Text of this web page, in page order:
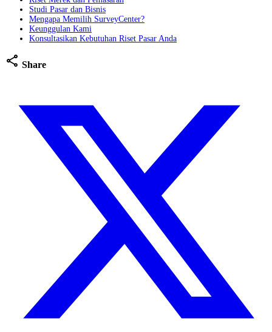
Studi Pasar dan Bisnis
Mengapa Memilih SurveyCenter?
Keunggulan Kami
Konsultasikan Kebutuhan Riset Pasar Anda
share Share